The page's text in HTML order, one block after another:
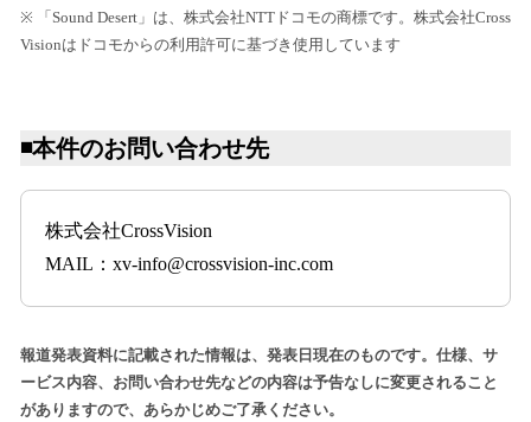
※ 「Sound Desert」は、株式会社NTTドコモの商標です。株式会社Cross
Visionはドコモからの利用許可に基づき使用しています
◾️本件のお問い合わせ先
株式会社CrossVision
MAIL：xv-info@crossvision-inc.com
報道発表資料に記載された情報は、発表日現在のものです。仕様、サ
ービス内容、お問い合わせ先などの内容は予告なしに変更されること
がありますので、あらかじめご了承ください。